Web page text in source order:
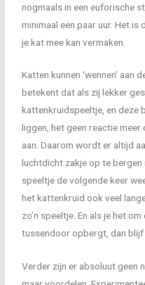
nogmaals in een euforische
minimaal een paar uur. Het
je kat mee kan vermaken.
Katten kunnen ‘wennen’ aan
betekent dat als zij lekker
kattenkruidspeeltje, en deze
liggen, het geen reactie
aan. Daarom wordt er altijd
luchtdicht zakje op te bergen
speeltje de volgende keer
het kattenkruid ook veel
zo’n speeltje. En als je het
tussendoor opbergt, dan blijf
Verder zijn er absoluut geen